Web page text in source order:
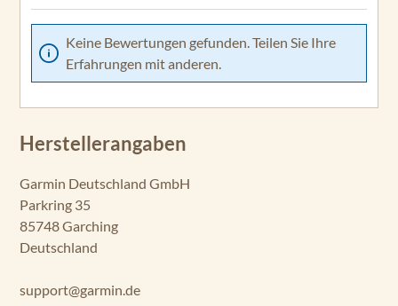
Keine Bewertungen gefunden. Teilen Sie Ihre
Erfahrungen mit anderen.
Herstellerangaben
Garmin Deutschland GmbH
Parkring 35
85748 Garching
Deutschland
support@garmin.de